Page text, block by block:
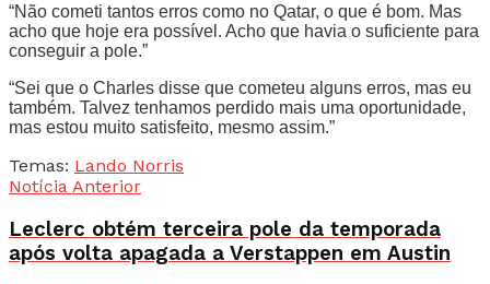
“Não cometi tantos erros como no Qatar, o que é bom. Mas
acho que hoje era possível. Acho que havia o suficiente para
conseguir a pole.”
“Sei que o Charles disse que cometeu alguns erros, mas eu
também. Talvez tenhamos perdido mais uma oportunidade,
mas estou muito satisfeito, mesmo assim.”
Temas: Lando Norris
Notícia Anterior
Leclerc obtém terceira pole da temporada
após volta apagada a Verstappen em Austin